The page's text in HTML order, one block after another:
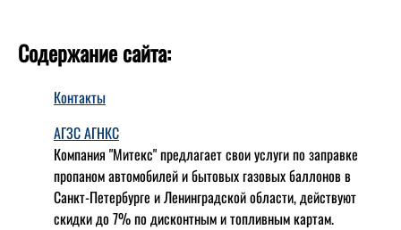
Содержание сайта:
Контакты
АГЗС АГНКС
Компания "Митекс" предлагает свои услуги по заправке
пропаном автомобилей и бытовых газовых баллонов в
Санкт-Петербурге и Ленинградской области, действуют
скидки до 7% по дисконтным и топливным картам.